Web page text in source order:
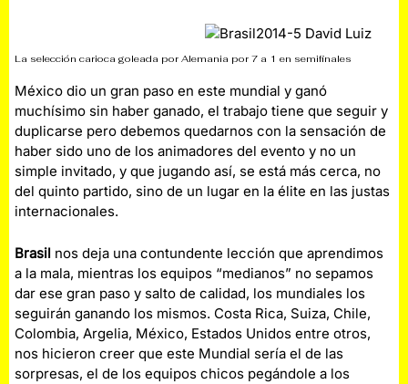
La selección carioca goleada por Alemania por 7 a 1 en semifinales
México dio un gran paso en este mundial y ganó
muchísimo sin haber ganado, el trabajo tiene que seguir y
duplicarse pero debemos quedarnos con la sensación de
haber sido uno de los animadores del evento y no un
simple invitado, y que jugando así, se está más cerca, no
del quinto partido, sino de un lugar en la élite en las justas
internacionales.
Brasil nos deja una contundente lección que aprendimos
a la mala, mientras los equipos “medianos” no sepamos
dar ese gran paso y salto de calidad, los mundiales los
seguirán ganando los mismos. Costa Rica, Suiza, Chile,
Colombia, Argelia, México, Estados Unidos entre otros,
nos hicieron creer que este Mundial sería el de las
sorpresas, el de los equipos chicos pegándole a los